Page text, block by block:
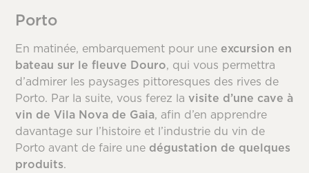
Porto
En matinée, embarquement pour une excursion en
bateau sur le fleuve Douro, qui vous permettra
d’admirer les paysages pittoresques des rives de
Porto. Par la suite, vous ferez lavisite d’une cave à
vin de Vila Nova de Gaia, afin d’en apprendre
davantage sur l’histoire et l’industrie du vin de
Porto avant de faire une dégustation de quelques
produits.